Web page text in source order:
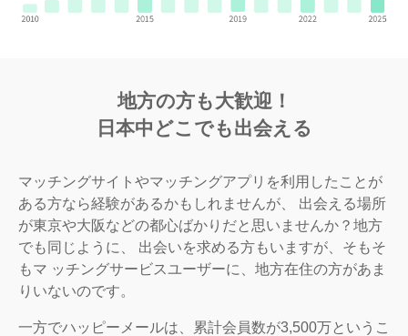
地方の方も大歓迎！
日本中どこでも出会える
マッチングサイトやマッチングアプリを利用したことが
ある方なら経験があるかもしれませんが、 出会える場所
が東京や大阪などの都心ばかりだと思いませんか？地方
でも同じように、 出会いを求める方もいますが、そもそ
もマ ッチングサービスユーザーに、地方在住の方があま
りいないのです。
一方でハッピーメールは、累計会員数が3,500万というこ